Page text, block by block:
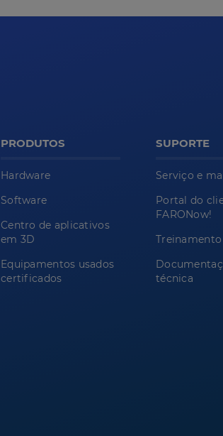
PRODUTOS
Hardware
Software
Centro de aplicativos
em 3D
Equipamentos usados
certificados
SUPORTE
Serviço e
Portal do
FARONow!
Treinamento
técnica